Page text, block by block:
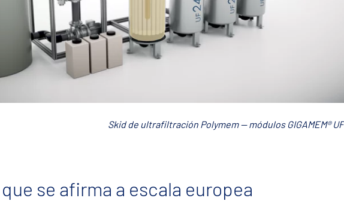
Skid de ultrafiltración Polymem — módulos GIGAMEM®
se afirma a escala europea